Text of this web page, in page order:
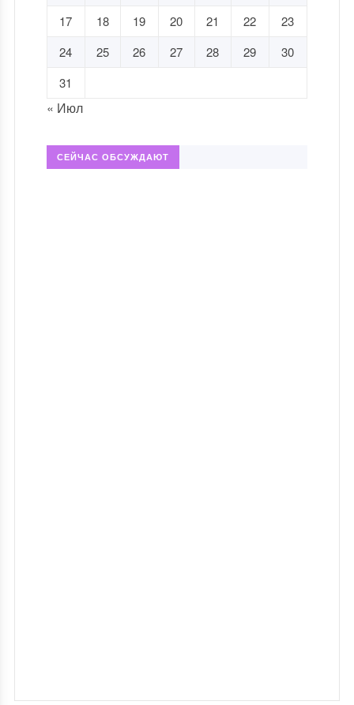
17
18 19 20 21 22
23
24
25 26 27 28 29
30
31
« Июл
СЕЙЧАС ОБСУЖДАЮТ